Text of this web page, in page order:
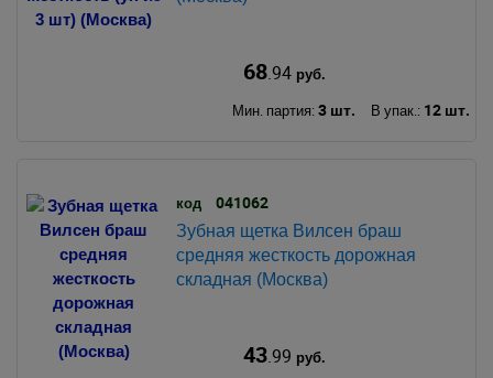
68.94руб.
Мин. партия: 3 шт. В упак.: 12 шт.
код 041062
Зубная щетка Вилсен браш
средняя жесткость дорожная
складная (Москва)
43.99 руб.